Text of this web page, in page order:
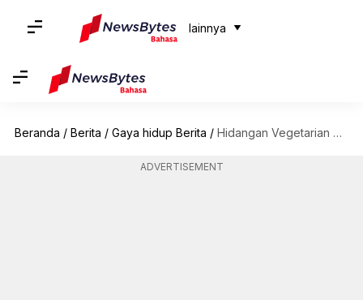
lainnya
Beranda / Berita / Gaya hidup Berita / Hidangan Vegetarian di Sri Lanka Yang Benar-Benar Tidak Boleh Dilewatkan
ADVERTISEMENT